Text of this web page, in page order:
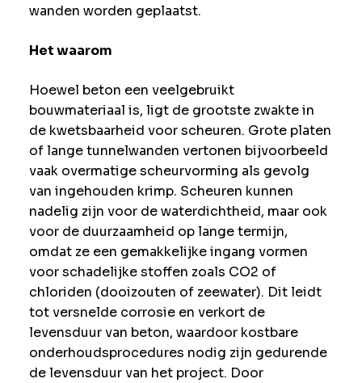
wanden worden geplaatst.
Het waarom
Hoewel beton een veelgebruikt
bouwmateriaal is, ligt de grootste zwakte in
de kwetsbaarheid voor scheuren. Grote platen
of lange tunnelwanden vertonen bijvoorbeeld
vaak overmatige scheurvorming als gevolg
van ingehouden krimp. Scheuren kunnen
nadelig zijn voor de waterdichtheid, maar ook
voor de duurzaamheid op lange termijn,
omdat ze een gemakkelijke ingang vormen
voor schadelijke stoffen zoals CO2 of
chloriden (dooizouten of zeewater). Dit leidt
tot versnelde corrosie en verkort de
levensduur van beton, waardoor kostbare
onderhoudsprocedures nodig zijn gedurende
de levensduur van het project. Door